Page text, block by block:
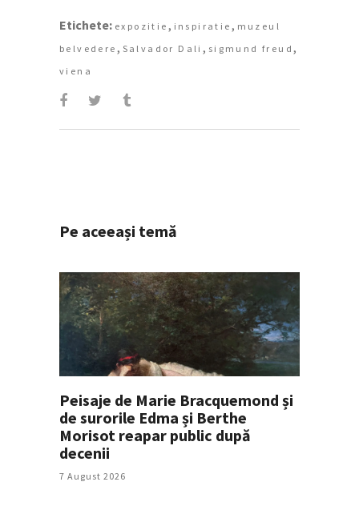
Etichete: expozitie , inspiratie , muzeul
belvedere , Salvador Dali , sigmund freud,
viena
Pe aceeași temă
Peisaje de Marie Bracquemond și
de surorile Edma și Berthe
Morisot reapar public după
decenii
7 August 2026